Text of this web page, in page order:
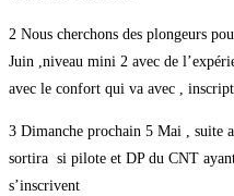
2 Nous cherchons des plongeurs
Juin ,niveau mini 2 avec de
avec le confort qui va avec ,
3 Dimanche prochain 5 Mai , suite
sortira si pilote et DP du CNT
s’inscrivent